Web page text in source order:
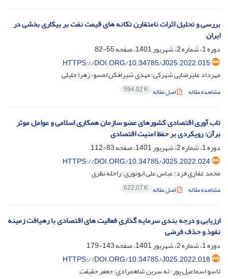
بررسی و تحلیل اثرات نامتقارن تکانه های قیمت نفت بر بیکاری بخشی در
ایران
دوره 1، شماره 2، شهریور 1401، صفحه
55-82
HTTPS://DOI.ORG/10.34785/J025.2022.015
مهرداد علیرضایی شهرکی؛ مهدی شیرافکن لمسو؛ زهرا جلیلی
مشاهده مقاله اصل مقاله 594.02 K
تاب آوری اقتصادی کشورهای عضو سازمان همکاری اسلامی و عوامل موثر
برآن: رویکردی بر حفظ امنیت اقتصادی
دوره 1، شماره 2، شهریور 1401، صفحه
83-112
HTTPS://DOI.ORG/10.34785/J025.2022.024
محمد غفاری فرد؛ عباس علی ابونوری؛ راحله نظری
مشاهده مقاله اصل مقاله 622.07 K
ارزیابی و درجه بندی سرمایه گذاری فعالیت های اقتصادی با رهیافت زمینه
نفوذ و حذف فرضی
دوره 1، شماره 2، شهریور 1401، صفحه
143-179
HTTPS://DOI.ORG/10.34785/J025.2022.018
ئاسو اسماعیل پور؛ ئه سرین شاهمرادی؛ جعفر حقیقت